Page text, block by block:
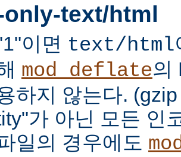
text/html
이면 text/html
mod_deflate의
하지 않는다.
가 아닌 모든 인
일의 경우에도